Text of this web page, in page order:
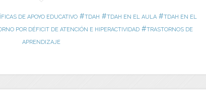
DE APOYO EDUCATIVO #TDAH #TDAH EN EL AULA #TDAH EN EL
POR DÉFICIT DE ATENCIÓN E HIPERACTIVIDAD#TRASTORNOS DE
APRENDIZAJE